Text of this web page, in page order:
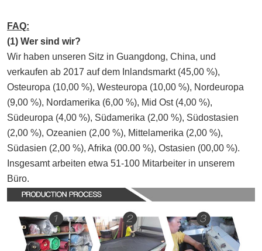
FAQ:
(1) Wer sind wir?
Wir haben unseren Sitz in Guangdong, China, und
verkaufen ab 2017 auf dem Inlandsmarkt (45,00 %),
Osteuropa (10,00 %), Westeuropa (10,00 %), Nordeuropa
(9,00 %), Nordamerika (6,00 %), Mid Ost (4,00 %),
Südeuropa (4,00 %), Südamerika (2,00 %), Südostasien
(2,00 %), Ozeanien (2,00 %), Mittelamerika (2,00 %),
Südasien (2,00 %), Afrika (00.00 %), Ostasien (00,00 %).
Insgesamt arbeiten etwa 51-100 Mitarbeiter in unserem
Büro.